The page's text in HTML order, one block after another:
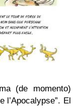
(de momento)
l’Apocalypse”. El